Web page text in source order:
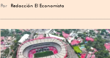
Por Redacción El Economista